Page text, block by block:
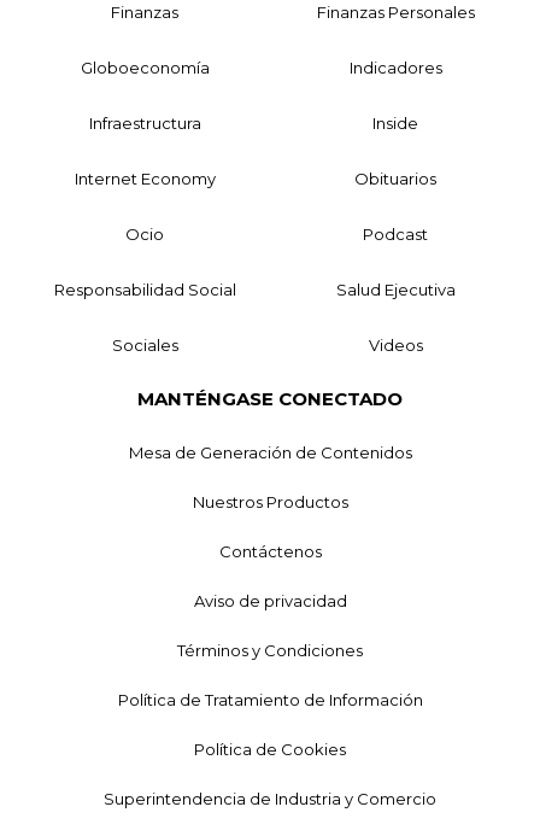
Finanzas Finanzas Personales
Globoeconomía Indicadores
Infraestructura Inside
Internet Economy Obituarios
Ocio Podcast
Responsabilidad Social Salud Ejecutiva
Sociales Videos
MANTÉNGASE CONECTADO
Mesa de Generación de Contenidos
Nuestros Productos
Contáctenos
Aviso de privacidad
Términos y Condiciones
Política de Tratamiento de Información
Política de Cookies
Superintendencia de Industria y Comercio